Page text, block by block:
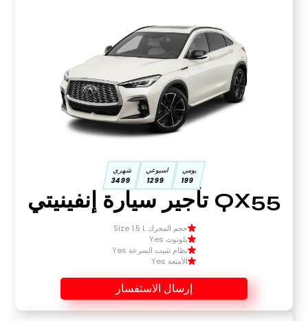
يومي
199
اسبوعي
1299
شهري
3499
QX55 تأجير سيارة إنفينيتي
حجم المحرك Size 1.5 L
بلوتوث Yes
نظام تثبيت السرعة Yes
الأمتعة Yes
إرسال الاستفسار